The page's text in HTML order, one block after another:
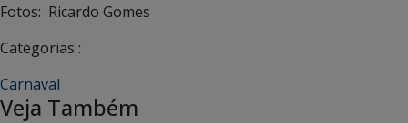
Fotos: Ricardo Gomes
Categorias :
Carnaval
Veja Também